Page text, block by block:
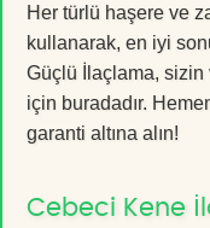
Her türlü haşere ve
kullanarak, en iyi
Güçlü İlaçlama, sizin
için buradadır.
garanti altına alın!
Cebeci Kene